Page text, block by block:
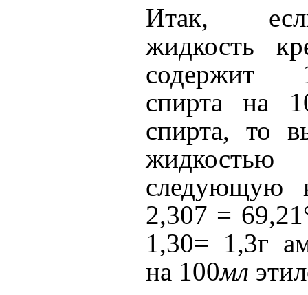
Итак,
жидкость
содержит
спирта на
спирта, то
следующую
2,307 =
1,30= 1,3г
на 100мл